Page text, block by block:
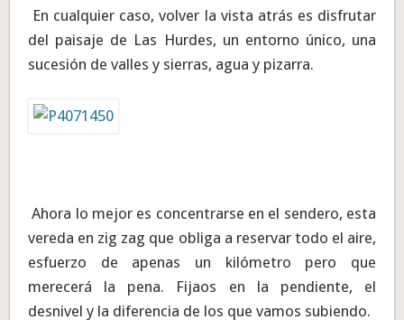
En cualquier caso, volver la vista atrás es disfrutar
del paisaje de Las Hurdes, un entorno único, una
sucesión de valles y sierras, agua y pizarra.
Ahora lo mejor es concentrarse en el sendero, esta
vereda en zig zag que obliga a reservar todo el aire,
esfuerzo de apenas un kilómetro pero que
merecerá la pena. Fijaos en la pendiente, el
desnivel y la diferencia de los que vamos subiendo.